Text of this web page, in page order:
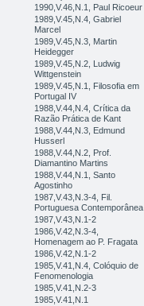
1990,V.46,N.1, Paul Ricoeur
1989,V.45,N.4, Gabriel
Marcel
1989,V.45,N.3, Martin
Heidegger
1989,V.45,N.2, Ludwig
Wittgenstein
1989,V.45,N.1, Filosofia em
Portugal IV
1988,V.44,N.4, Crítica da
Razão Prática de Kant
1988,V.44,N.3, Edmund
Husserl
1988,V.44,N.2, Prof.
Diamantino Martins
1988,V.44,N.1, Santo
Agostinho
1987,V.43,N.3-4, Fil.
Portuguesa Contemporânea
1987,V.43,N.1-2
1986,V.42,N.3-4,
Homenagem ao P. Fragata
1986,V.42,N.1-2
1985,V.41,N.4, Colóquio de
Fenomenologia
1985,V.41,N.2-3
1985,V.41,N.1